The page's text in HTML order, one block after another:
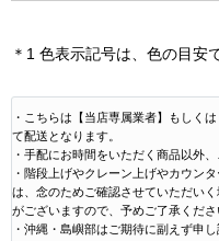
＊1 色表示記号は、色の目安
・こちらは【当店専属業者】もしく
て配送となります。
・手配にお時間をいただく商品以外
・階段上げやクレーン上げやカウン
は、念のためご確認させていただい
がございますので、予めご了承くださ
・沖縄・島嶼部はご期待に副えず申